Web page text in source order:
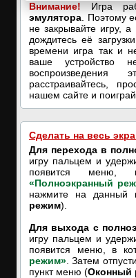
Внимание! Игра
эмулятора . Поэтому
не закрывайте игру,
дождитесь её
времени игра так и
ваше устройство
расстраивайтесь,
нашем сайте и
Сделать на весь
Для перехода в
игру пальцем и
появится меню,
«Полноэкранный
нажмите на данный
режим).
Для выхода с
игру пальцем и
появится меню, в
режим» . Затем
пункт меню (Оконный